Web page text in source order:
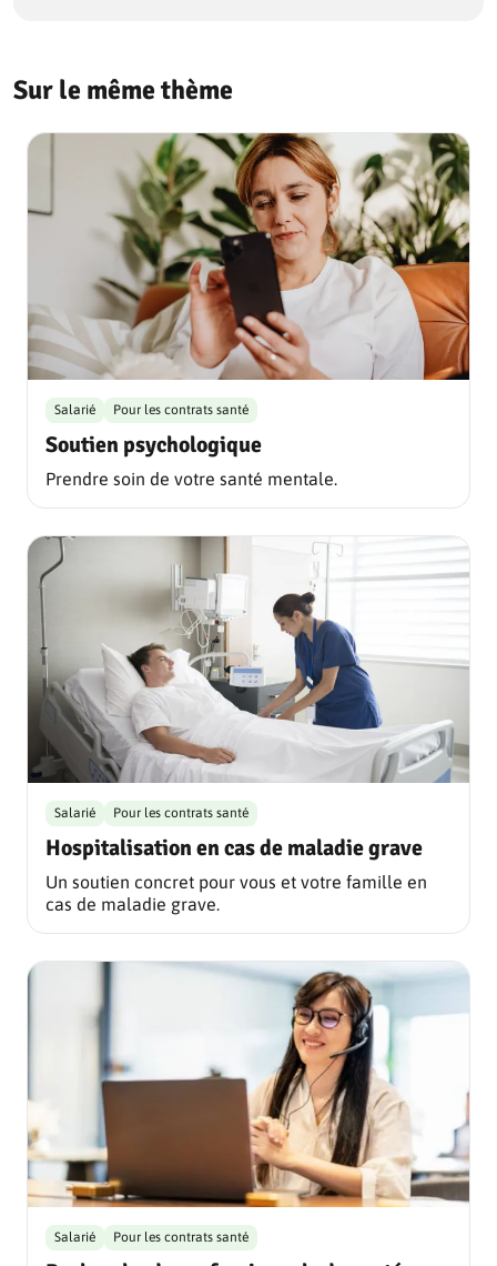
Sur le même thème
Soutien psychologique
Salarié Pour les contrats santé
Prendre soin de votre santé mentale.
Hospitalisation en cas de maladie grave
Salarié Pour les contrats santé
Un soutien concret pour vous et votre famille en
cas de maladie grave.
Salarié Pour les contrats santé